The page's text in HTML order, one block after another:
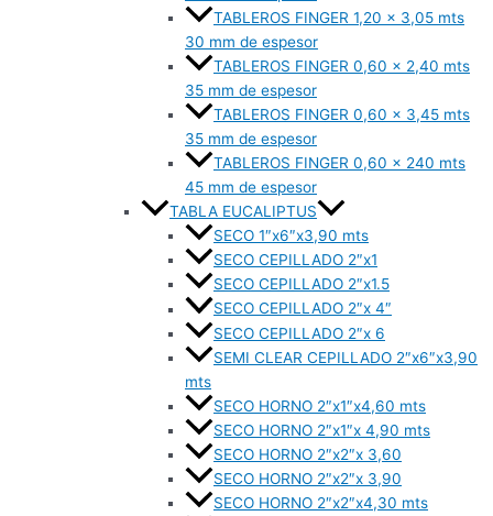
TABLEROS FINGER 1,20 x 3,05 mts
30 mm de espesor
TABLEROS FINGER 0,60 x 2,40 mts
35 mm de espesor
TABLEROS FINGER 0,60 x 3,45 mts
35 mm de espesor
TABLEROS FINGER 0,60 x 240 mts
45 mm de espesor
TABLA EUCALIPTUS
SECO 1″x6″x3,90 mts
SECO CEPILLADO 2″x1
SECO CEPILLADO 2″x1.5
SECO CEPILLADO 2″x 4″
SECO CEPILLADO 2″x 6
SEMI CLEAR CEPILLADO 2″x6″x3,90
mts
SECO HORNO 2″x1″x4,60 mts
SECO HORNO 2″x1″x 4,90 mts
SECO HORNO 2″x2″x 3,60
SECO HORNO 2″x2″x 3,90
SECO HORNO 2″x2″x4,30 mts